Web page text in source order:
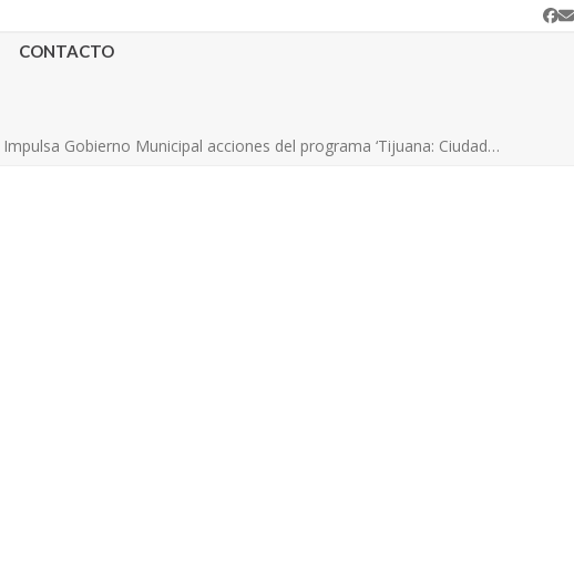
CONTACTO
Impulsa Gobierno Municipal acciones del programa ‘Tijuana: Ciudad…